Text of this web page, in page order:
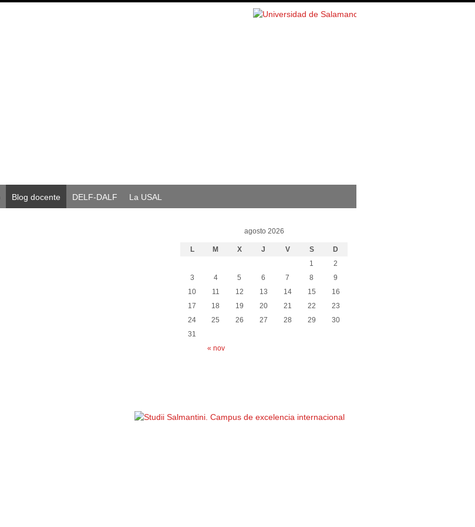
Blog docente DELF-DALF La USAL
agosto 2026
L M X J V S D
« nov
1
2
3
4 5 6 7 8
9
10
11 12 13 14 15
16
17
18 19 20 21 22
23
24
25 26 27 28 29
30
31